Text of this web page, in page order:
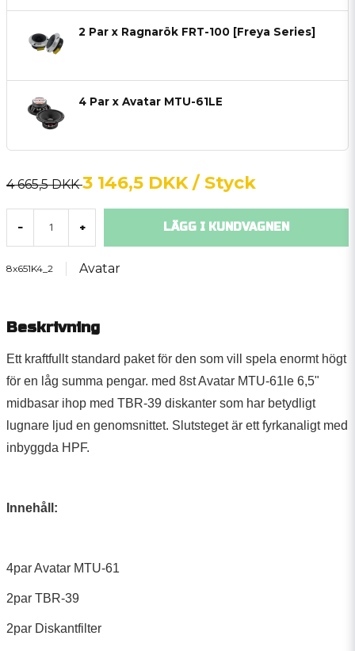
2 Par x Ragnarök FRT-100 [Freya Series]
4 Par x Avatar MTU-61LE
4 665,5 DKK3 146,5 DKK / Styck
- + LÄGG I KUNDVAGNEN
8x651K4_2 Avatar
Beskrivning
Ett kraftfullt standard paket för den som vill spela enormt högt
för en låg summa pengar. med 8st Avatar MTU-61le 6,5"
midbasar ihop med TBR-39 diskanter som har betydligt
lugnare ljud en genomsnittet. Slutsteget är ett fyrkanaligt med
inbyggda HPF.
Innehåll:
4par Avatar MTU-61
2par TBR-39
2par Diskantfilter